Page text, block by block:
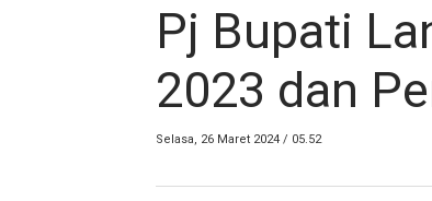
Pj Bupati
2023 dan
Selasa, 26 Maret 2024 / 05.52